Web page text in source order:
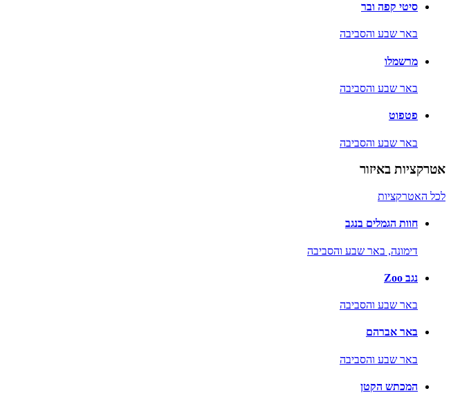
סיטי קפה ובר
באר שבע והסביבה
מרשמלו
באר שבע והסביבה
פטפוט
באר שבע והסביבה
אטרקציות באיזור
לכל האטרקציות
חוות הגמלים בנגב
דימונה, באר שבע והסביבה
נגב Zoo
באר שבע והסביבה
באר אברהם
באר שבע והסביבה
המכתש הקטן